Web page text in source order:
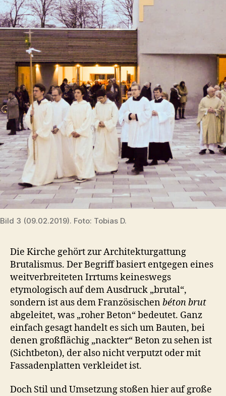
Bild 3 (09.02.2019). Foto: Tobias D.
Die Kirche gehört zur Architekturgattung
Brutalismus. Der Begriff basiert entgegen eines
weitverbreiteten Irrtums keineswegs
etymologisch auf dem Ausdruck „brutal“,
sondern ist aus dem Französischenbéton brut
abgeleitet, was „roher Beton“ bedeutet. Ganz
einfach gesagt handelt es sich um Bauten, bei
denen großflächig „nackter“ Beton zu sehen ist
(Sichtbeton), der also nicht verputzt oder mit
Fassadenplatten verkleidet ist.
Doch Stil und Umsetzung stoßen hier auf große